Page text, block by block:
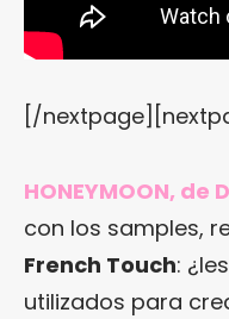
[/
HONEYMOON, de
con los samples,
French Touch:
utilizados para